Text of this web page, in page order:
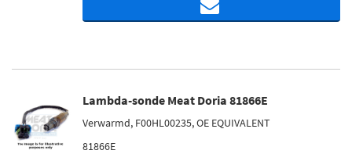
Lambda-sonde Meat Doria 81866E
Verwarmd, F00HL00235, OE EQUIVALENT
81866E